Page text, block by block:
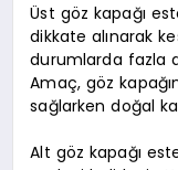
Üst göz kapağı
dikkate alınarak
durumlarda fazla
Amaç, göz
sağlarken doğal
Alt göz kapağı